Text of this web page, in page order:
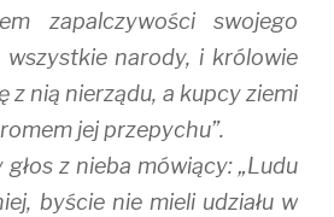
zapalczywości swojego
wszystkie narody, i królowie
z nią nierządu, a kupcy ziemi
jej przepychu”.
głos z nieba mówiący: „Ludu
byście nie mieli udziału w